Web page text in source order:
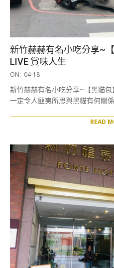
新竹赫赫有名小吃分享~
LIVE 賞味人生
2019-
18
ON: 04-18
新竹赫赫有名小吃分享~【黑貓
一定令人匪夷所思與黑貓有何關
READ